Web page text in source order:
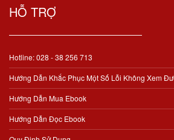
HỖ TRỢ
Hotline: 028 - 38 256 713
Hướng Dẫn Khắc Phục Một Số Lỗi Không Xem
Hướng Dẫn Mua Ebook
Hướng Dẫn Đọc Ebook